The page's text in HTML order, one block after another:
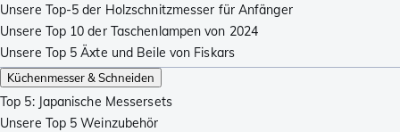
Unsere Top-5 der Holzschnitzmesser für Anfänger
Unsere Top 10 der Taschenlampen von 2024
Unsere Top 5 Äxte und Beile von Fiskars
Küchenmesser & Schneiden
Top 5: Japanische Messersets
Unsere Top 5 Weinzubehör